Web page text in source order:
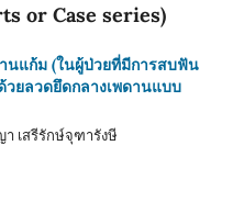
or Case series)
นแก้ม (ในผู้ป่วยที่มีการสบฟัน
วยลวดยึดกลางเพดานแบบ
เสรีรักษ์จุฑารังษี